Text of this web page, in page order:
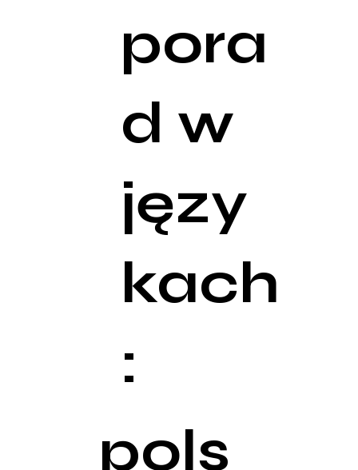
pora
d w
języ
kach
:
pols